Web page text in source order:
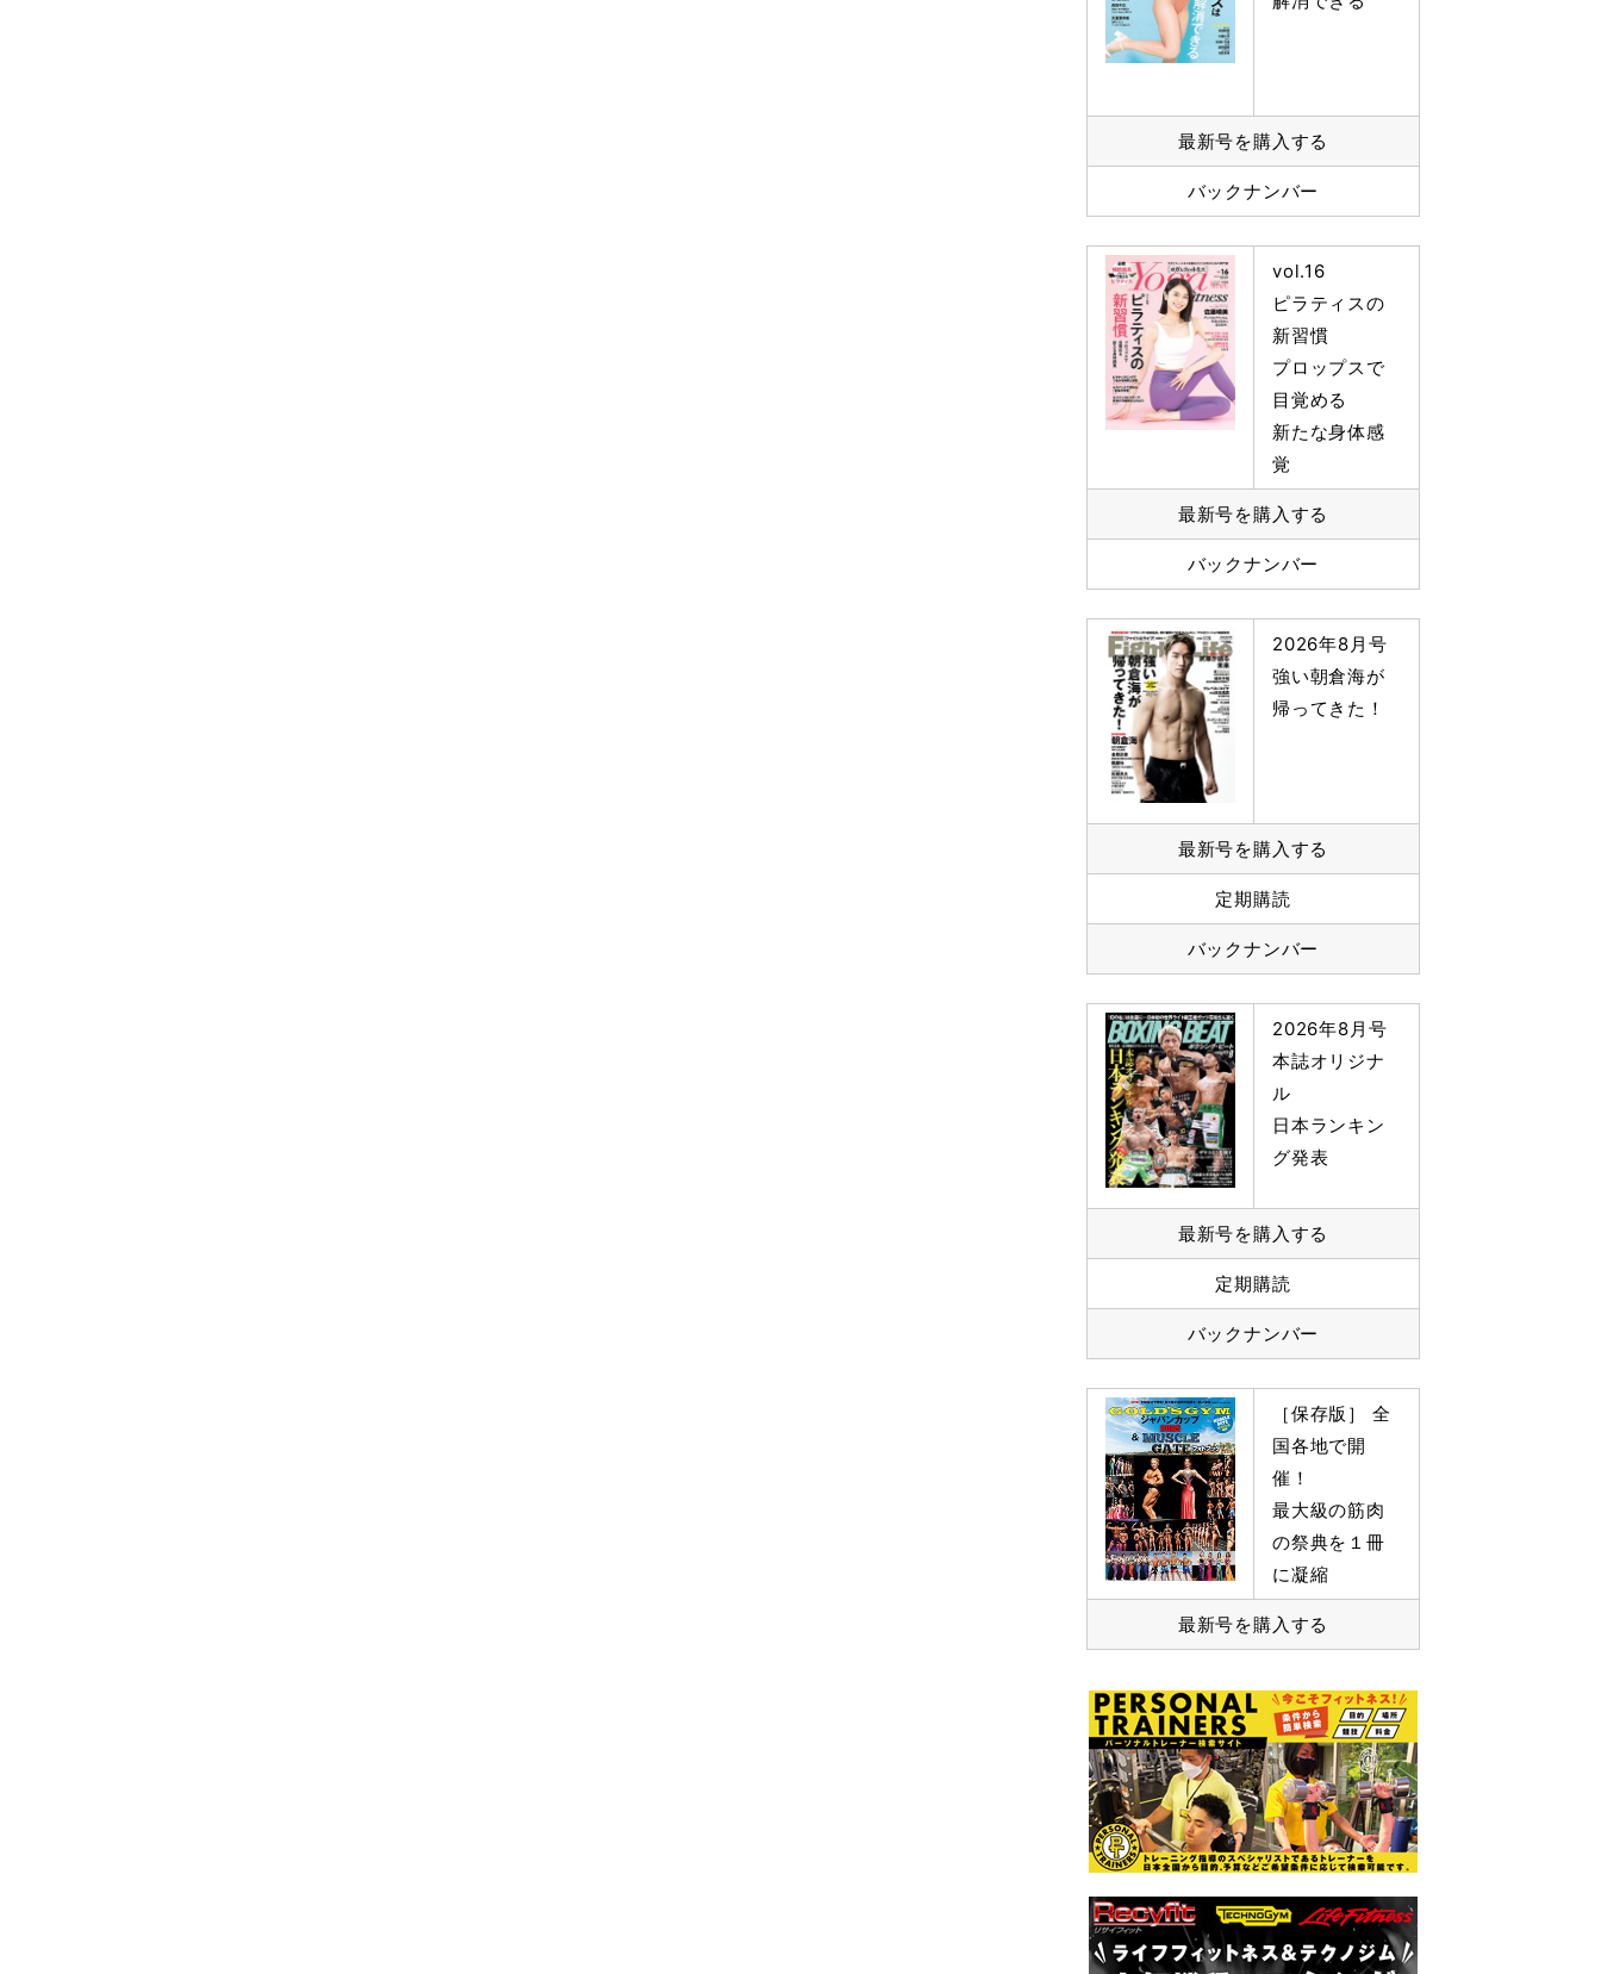
最新号を購入する
バックナンバー
vol.16
ピラティスの
新習慣
プロップスで
目覚める
新たな身体感
覚
最新号を購入する
バックナンバー
2026年8月号
強い朝倉海が
帰ってきた！
最新号を購入する
定期購読
バックナンバー
2026年8月号
本誌オリジナ
ル
日本ランキン
グ発表
最新号を購入する
定期購読
バックナンバー
［保存版］ 全
国各地で開
催！
最大級の筋肉
の祭典を１冊
に凝縮
最新号を購入する